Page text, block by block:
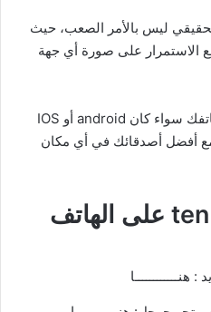
ليس بالأمر الصعب، حيث
الاستمرار على صورة أي جهة
يقوم تحميل Ten Ten بتحويل هاتفك سواء كان android أو IOS
أفضل أصدقائك في أي مكان
تحميل تطبيق ten ten على الهاتف
هنــــــــــــا